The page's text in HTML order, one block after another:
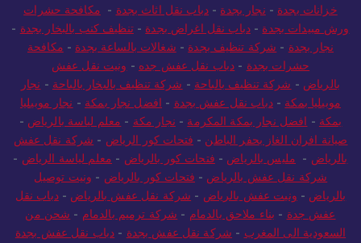
خزانات بجدة - نجار بجدة - دباب نقل اثاث بجدة - مكافحة حشرات
ورش مبيدات بجدة -دباب نقل اغراض بجدة -تنظيف كنب بالبخار بجدة -
نجار بجدة - شركة تنظيف بجدة - شغالات بالساعة بجدة - مكافحة
حشرات بجدة - دباب نقل عفش جده - ونيت نقل عفش
بالرياض - شركة تنظيف بالباحة - شركة تنظيف بالبخار بالباحة - نجار
موبيليا بمكة -دباب نقل عفش بجدة - افضل نجار بمكة - نجار موبيليا
بمكة - افضل نجار بمكة المكرمة - نجار مكة - معلم لياسة بالرياض -
صيانة افران الغاز بحفر الباطن - فتحات كور الرياض - شركة نقل عفش
بالرياض - مليس بالرياض - فتحات كور بالرياض - معلم لياسة الرياض -
شركة نقل عفش بالرياض - فتحات كور بالرياض - ونيت توصيل
بالرياض - ونيت عفش بالرياض - شركة نقل عفش بالرياض -دباب نقل
عفش جدة - بناء ملاحق بالدمام - شركة ترميم بالدمام - شحن من
السعودية الى المغرب - شركة نقل عفش بجدة - دباب نقل عفش بجدة